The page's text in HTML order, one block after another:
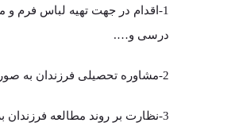
1-اقدام در جهت تهیه لباس فرم
درسی و….
2-مشاوره تحصیلی فرزندان به صورت فردی و گروهی به منظور افزایش کارایی آموزشی
3-نظارت بر روند مطالعه فرزندان بر اساس برنامه تنظیم شده